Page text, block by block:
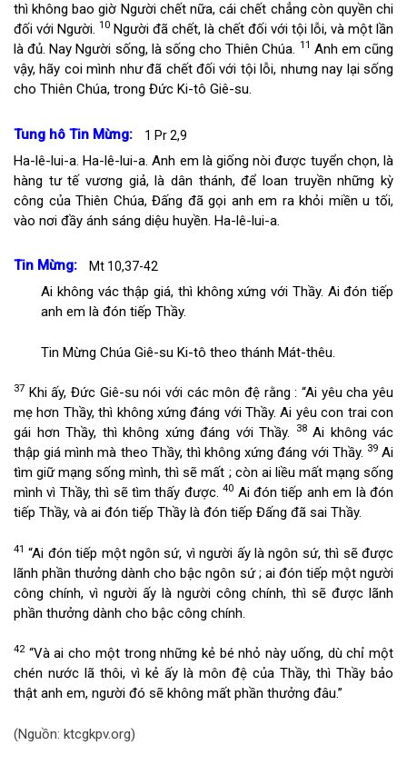
thì không bao giờ Người chết nữa, cái chết chẳng còn quyền chi
đối với Người. 10 Người đã chết, là chết đối với tội lỗi, và một lần
là đủ. Nay Người sống, là sống cho Thiên Chúa. 11 Anh em cũng
vậy, hãy coi mình như đã chết đối với tội lỗi, nhưng nay lại sống
cho Thiên Chúa, trong Đức Ki-tô Giê-su.
Tung hô Tin Mừng: 1 Pr 2,9
Ha-lê-lui-a. Ha-lê-lui-a. Anh em là giống nòi được tuyển chọn, là
hàng tư tế vương giả, là dân thánh, để loan truyền những kỳ
công của Thiên Chúa, Đấng đã gọi anh em ra khỏi miền u tối,
vào nơi đầy ánh sáng diệu huyền. Ha-lê-lui-a.
Tin Mừng: Mt 10,37-42
Ai không vác thập giá, thì không xứng với Thầy. Ai đón tiếp
anh em là đón tiếp Thầy.
Tin Mừng Chúa Giê-su Ki-tô theo thánh Mát-thêu.
37 Khi ấy, Đức Giê-su nói với các môn đệ rằng : “Ai yêu cha yêu
mẹ hơn Thầy, thì không xứng đáng với Thầy. Ai yêu con trai con
gái hơn Thầy, thì không xứng đáng với Thầy.
38Ai không vác
thập giá mình mà theo Thầy, thì không xứng đáng với Thầy. 39Ai
tìm giữ mạng sống mình, thì sẽ mất ; còn ai liều mất mạng sống
mình vì Thầy, thì sẽ tìm thấy được.40 Ai đón tiếp anh em là đón
tiếp Thầy, và ai đón tiếp Thầy là đón tiếp Đấng đã sai Thầy.
41 “Ai đón tiếp một ngôn sứ, vì người ấy là ngôn sứ, thì sẽ được
lãnh phần thưởng dành cho bậc ngôn sứ ; ai đón tiếp một người
công chính, vì người ấy là người công chính, thì sẽ được lãnh
phần thưởng dành cho bậc công chính.
42“Và ai cho một trong những kẻ bé nhỏ này uống, dù chỉ một
chén nước lã thôi, vì kẻ ấy là môn đệ của Thầy, thì Thầy bảo
thật anh em, người đó sẽ không mất phần thưởng đâu.”
(Nguồn: ktcgkpv.org)